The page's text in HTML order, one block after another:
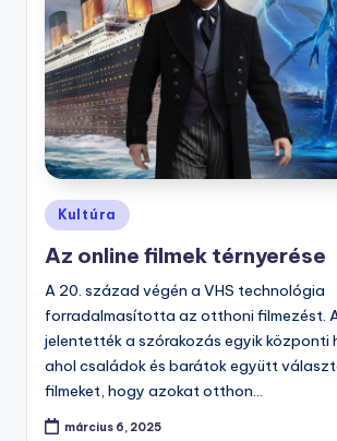
Posted
in
Kultúra
Az online filmek térnyerése
A 20. század végén a VHS technológia
forradalmasította az otthoni filmezést.
jelentették a szórakozás egyik központi
ahol családok és barátok együtt
filmeket, hogy azokat otthon…
március 6, 2025